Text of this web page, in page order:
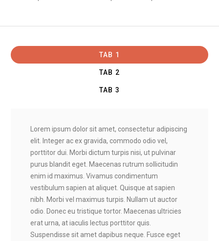
TAB 1
TAB 2
TAB 3
Lorem ipsum dolor sit amet, consectetur adipiscing
elit. Integer ac ex gravida, commodo odio vel,
porttitor dui. Morbi dictum turpis nisi, ut pulvinar
purus blandit eget. Maecenas rutrum sollicitudin
enim id maximus. Vivamus condimentum
vestibulum sapien at aliquet. Quisque at sapien
nibh. Morbi vel maximus turpis. Nullam ut auctor
odio. Donec eu tristique tortor. Maecenas ultricies
erat urna, at iaculis lectus porttitor quis.
Suspendisse sit amet dapibus neque. Fusce eget